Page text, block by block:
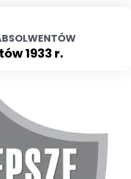
1933 r.